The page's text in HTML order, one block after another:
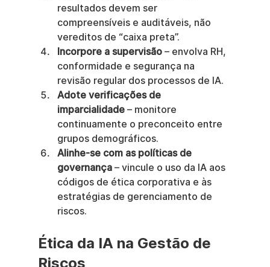
resultados devem ser
compreensíveis e auditáveis, não
vereditos de “caixa preta”.
Incorpore a supervisão – envolva RH,
conformidade e segurança na
revisão regular dos processos de IA.
Adote verificações de
imparcialidade – monitore
continuamente o preconceito entre
grupos demográficos.
Alinhe-se com as políticas de
governança – vincule o uso da IA aos
códigos de ética corporativa e às
estratégias de gerenciamento de
riscos.
Ética da IA na Gestão de
Riscos